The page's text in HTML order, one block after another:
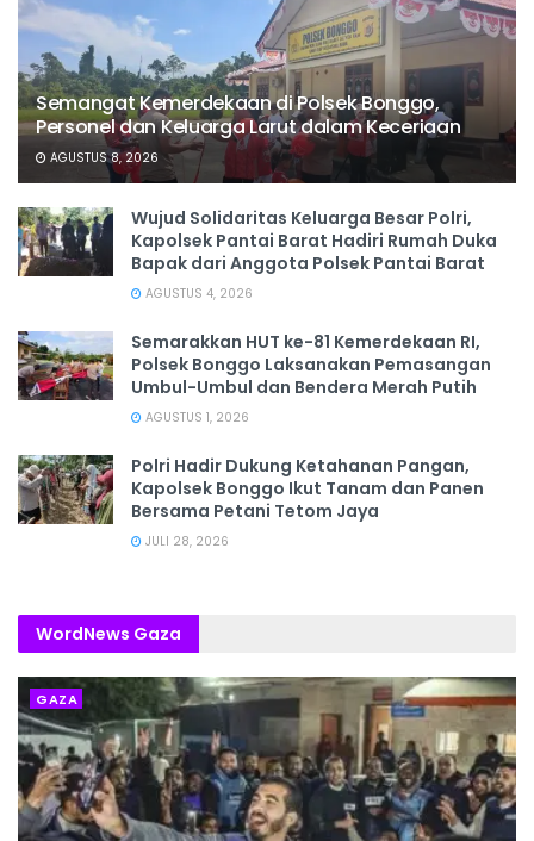
Semangat Kemerdekaan di Polsek Bonggo,
Personel dan Keluarga Larut dalam Keceriaan
AGUSTUS 8, 2026
Wujud Solidaritas Keluarga Besar Polri,
Kapolsek Pantai Barat Hadiri Rumah Duka
Bapak dari Anggota Polsek Pantai Barat
AGUSTUS 4, 2026
Semarakkan HUT ke-81 Kemerdekaan RI,
Polsek Bonggo Laksanakan Pemasangan
Umbul-Umbul dan Bendera Merah Putih
AGUSTUS 1, 2026
Polri Hadir Dukung Ketahanan Pangan,
Kapolsek Bonggo Ikut Tanam dan Panen
Bersama Petani Tetom Jaya
JULI 28, 2026
WordNews Gaza
GAZA